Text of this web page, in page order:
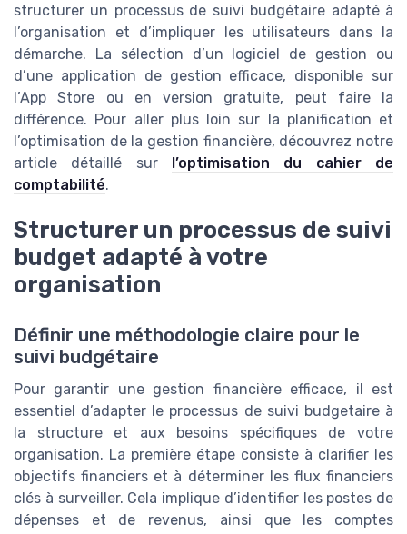
structurer un processus de suivi budgétaire adapté à
l’organisation et d’impliquer les utilisateurs dans la
démarche. La sélection d’un logiciel de gestion ou
d’une application de gestion efficace, disponible sur
l’App Store ou en version gratuite, peut faire la
différence. Pour aller plus loin sur la planification et
l’optimisation de la gestion financière, découvrez notre
article détaillé sur l’optimisation du cahier de
comptabilité.
Structurer un processus de suivi
budget adapté à votre
organisation
Définir une méthodologie claire pour le
suivi budgétaire
Pour garantir une gestion financière efficace, il est
essentiel d’adapter le processus de suivi budgetaire à
la structure et aux besoins spécifiques de votre
organisation. La première étape consiste à clarifier les
objectifs financiers et à déterminer les flux financiers
clés à surveiller. Cela implique d’identifier les postes de
dépenses et de revenus, ainsi que les comptes